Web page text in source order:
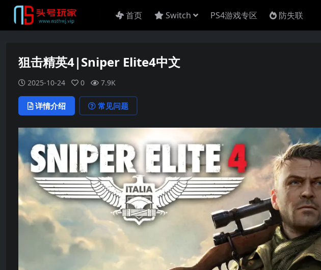
首页 Switch PS4游戏专区 防失联
狙击精英4|Sniper Elite4中文
2025-10-24 0 7.9K
详情介绍 常见问题